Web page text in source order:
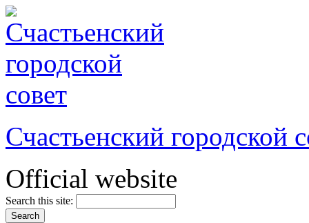
Счастьенский городской
Official website
Search this site: